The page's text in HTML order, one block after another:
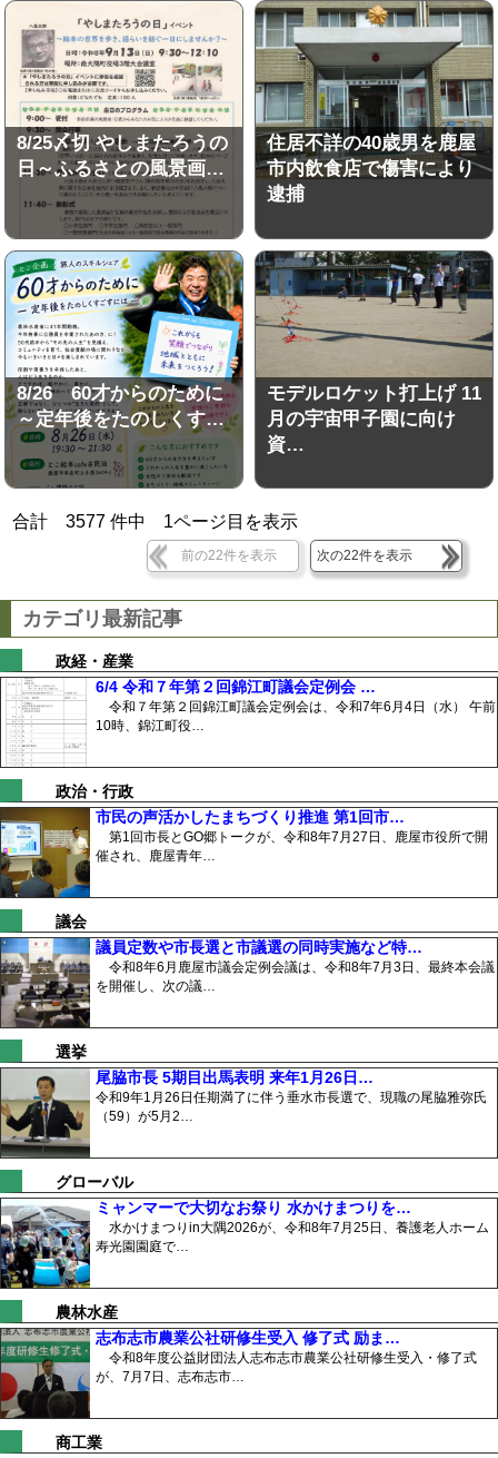
8/25〆切 やしまたろうの
日～ふるさとの風景画…
住居不詳の40歳男を鹿屋
市内飲食店で傷害により
逮捕
8/26 60才からのために
～定年後をたのしくす…
モデルロケット打上げ 11
月の宇宙甲子園に向け
資…
合計3577 件中 1ページ目を表示
前の22件を表示 次の22件を表示
カテゴリ最新記事
政経・産業
6/4 令和７年第２回錦江町議会定例会 …
令和７年第２回錦江町議会定例会は、令和7年6月4日（水） 午前
10時、錦江町役…
政治・行政
市民の声活かしたまちづくり推進 第1回市…
第1回市長とGO郷トークが、令和8年7月27日、鹿屋市役所で開
催され、鹿屋青年…
議会
議員定数や市長選と市議選の同時実施など特…
令和8年6月鹿屋市議会定例会議は、令和8年7月3日、最終本会議
を開催し、次の議…
選挙
尾脇市長 5期目出馬表明 来年1月26日…
令和9年1月26日任期満了に伴う垂水市長選で、現職の尾脇雅弥氏
（59）が5月2…
グローバル
ミャンマーで大切なお祭り 水かけまつりを…
水かけまつりin大隅2026が、令和8年7月25日、養護老人ホーム
寿光園園庭で…
農林水産
志布志市農業公社研修生受入 修了式 励ま…
令和8年度公益財団法人志布志市農業公社研修生受入・修了式
が、7月7日、志布志市…
商工業